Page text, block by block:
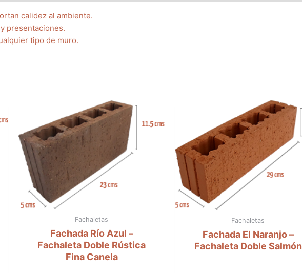
calidez al ambiente.
presentaciones.
tipo de muro.
Fachaletas
Fachada Río Azul –
Fachaleta Doble Rústica
Fina Canela
Fachaletas
Fachada El Naranjo –
Fachaleta Doble Salmón